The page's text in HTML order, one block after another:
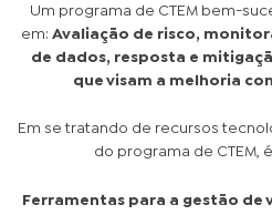
Um programa de CTEM bem-
em: Avaliação de risco,
de dados, resposta e
que visam a melhoria
Em se tratando de recursos
do programa de CTEM,
Ferramentas para a gestão de